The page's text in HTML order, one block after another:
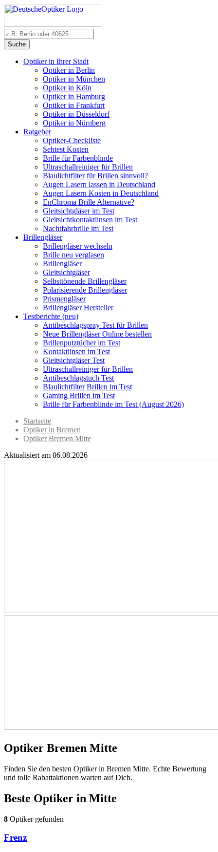
Suche
Optiker in Ihrer Stadt
Optiker in Berlin
Optiker in München
Optiker in Köln
Optiker in Hamburg
Optiker in Frankfurt
Optiker in Düsseldorf
Optiker in Nürnberg
Ratgeber
Optiker-Checkliste
Sehtest Kosten
Brille für Farbenblinde
Ultraschallreiniger für Brillen
Blaulichtfilter für Brillen sinnvoll?
Augen Lasern lassen in Deutschland
Augen Lasern Kosten in Deutschland
EnChroma Brille Alternative?
Gleitsichtgläser im Test
Gleitsichtkontaktlinsen im Test
Nachtfahrbrille im Test
Brillengläser
Brillengläser wechseln
Brille neu verglasen
Brillengläser
Gleitsichtgläser
Selbsttönende Brillengläser
Polarisierende Brillengläser
Prismengläser
Brillengläser Hersteller
Testberichte (neu)
Antibeschlagspray Test für Brillen
Neue Brillengläser Online bestellen
Brillenputztücher im Test
Kontaktlinsen im Test
Gleitsichtgläser Test
Ultraschallreiniger für Brillen
Antibeschlagstuch Test
Blaulichtfilter Brillen im Test
Gaming Brillen im Test
Brille für Farbenblinde im Test (August 2026)
Startseite
Optiker in Bremen
Optiker Bremen Mitte
Aktualisiert am 06.08.2026
Optiker Bremen Mitte
Finden Sie den besten Optiker in Bremen Mitte. Echte Bewertung
und tolle Rabattaktionen warten auf Dich.
Beste Optiker in Mitte
8 Optiker gefunden
Frenz